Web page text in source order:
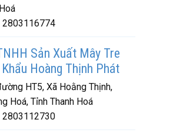
2803116774
Sản Xuất Mây Tre
Hoàng Thịnh Phát
HT5, Xã Hoằng Thịnh,
Hoá, Tỉnh Thanh Hoá
2803112730